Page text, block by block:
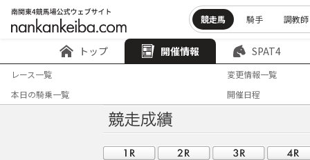
競走馬 騎手 調教師
トップ 開催情報 SPAT4
レース一覧
変更情報一覧
本日の騎乗一覧
開催日程